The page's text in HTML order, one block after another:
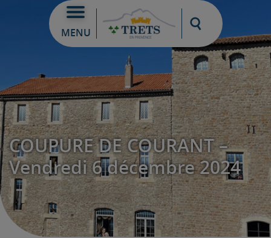
MENU
Moteur de
COUPURE DE COURANT –
Vendredi 6 décembre 2024